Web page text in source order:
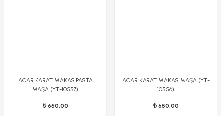
ACAR KARAT MAKAS PASTA
MAŞA (YT-10557)
₺ 650,00
ACAR KARAT MAKAS MAŞA (YT-
10556)
₺ 650,00